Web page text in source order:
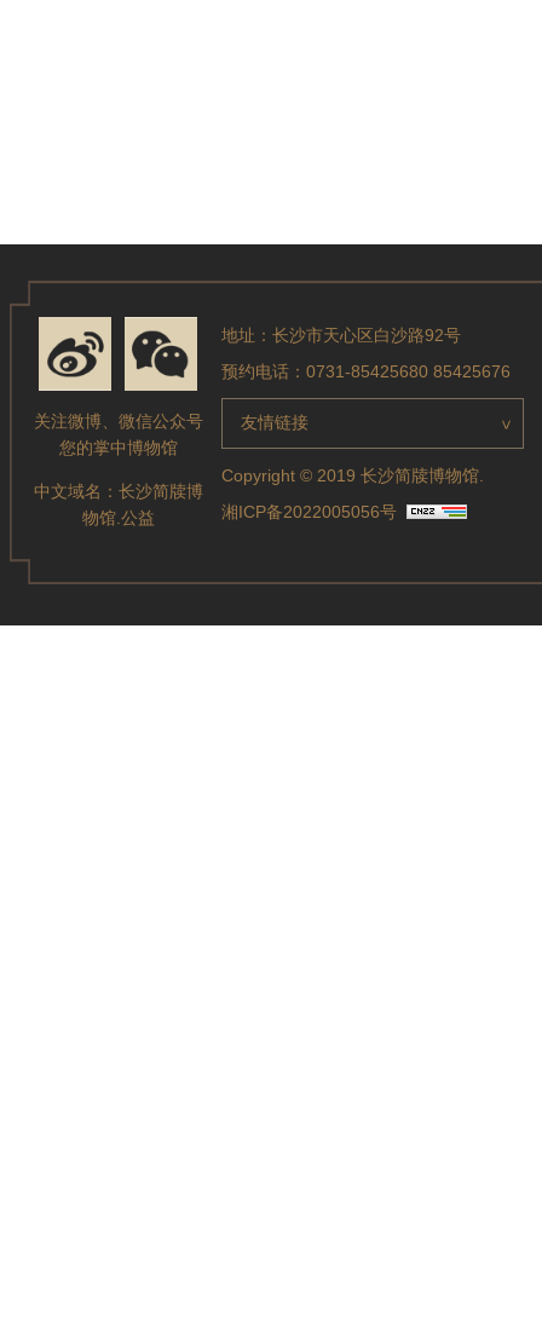
关注微博、微信公众号
您的掌中博物馆
中文域名： 长沙简牍博
物馆.公益
地址：长沙市天心区白沙路92号
预约电话：0731-85425680 85425676
友情链接 >
Copyright © 2019 长沙简牍博物馆.
湘ICP备2022005056号